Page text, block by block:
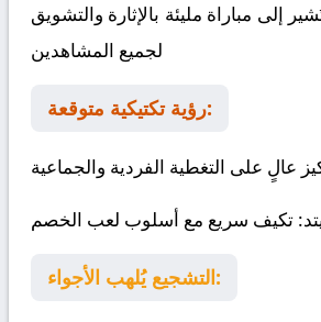
إلى مباراة مليئة بالإثارة والتشويق
لجميع المشاهدين
رؤية تكتيكية متوقعة:
عالٍ على التغطية الفردية والجماعية
: تكيف سريع مع أسلوب لعب الخصم
التشجيع يُلهب الأجواء: